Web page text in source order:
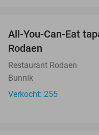
All-You-Can-Eat
Rodaen
Restaurant Rodaen
Bunnik
Verkocht: 255